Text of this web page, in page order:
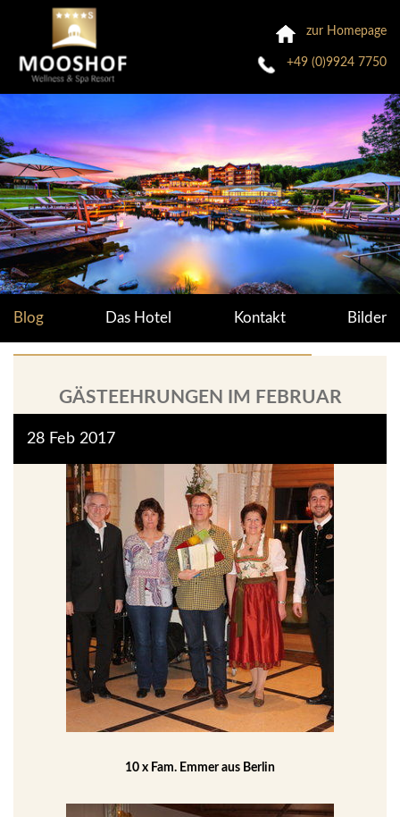
zur Homepage
+49 (0)9924 7750
Blog Das Hotel Kontakt Bilder
GÄSTEEHRUNGEN IM FEBRUAR
2017
28 Feb
10 x Fam. Emmer aus Berlin